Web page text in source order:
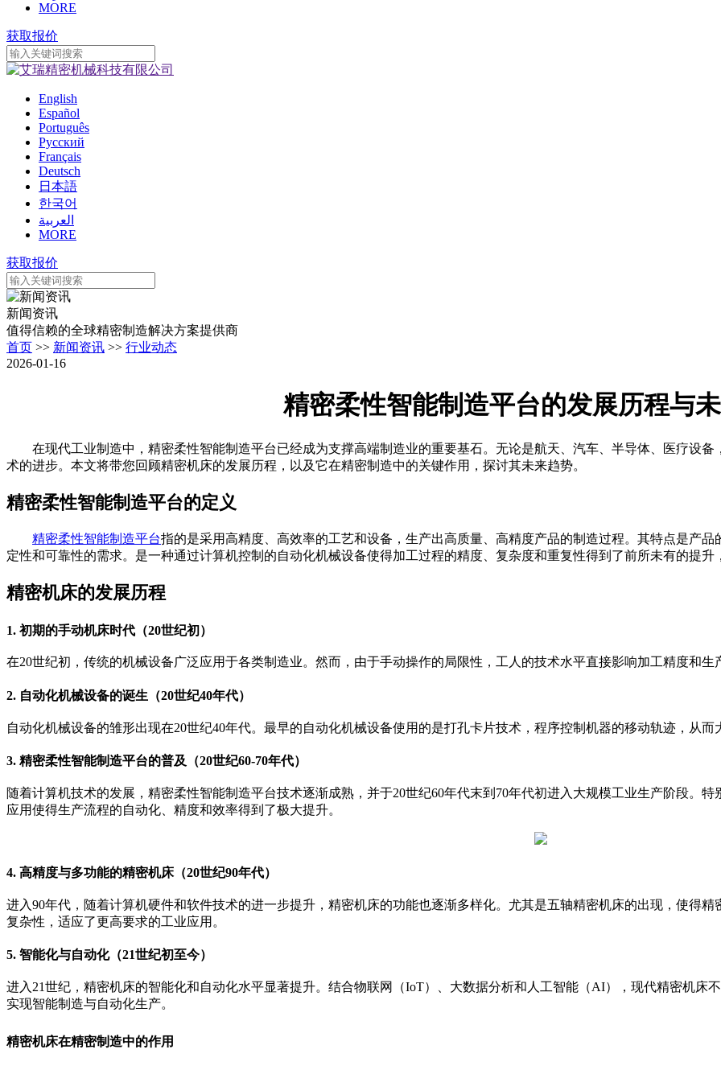
MORE
获取报价
English
Español
Português
Pусский
Français
Deutsch
日本語
한국어
العربية
MORE
获取报价
新闻资讯
值得信赖的全球精密制造解决方案提供商
首页 >> 新闻资讯 >> 行业动态
2026-01-16
精密柔性智能制造平台的发展历程与
在现代工业制造中，精密柔性智能制造平台已经成为支撑高端制造业的重要基石。无论是航天、汽车、半导体、医疗设
术的进步。本文将带您回顾精密机床的发展历程，以及它在精密制造中的关键作用，探讨其未来趋势。
精密柔性智能制造平台的定义
精密柔性智能制造平台指的是采用高精度、高效率的工艺和设备，生产出高质量、高精度产品的制造过程。其特点是产
定性和可靠性的需求。 是一种通过计算机控制的自动化机械设备使得加工过程的精度、复杂度和重复性得到了前所未有的提
精密机床的发展历程
1. 初期的手动机床时代（20世纪初）
在20世纪初，传统的机械设备广泛应用于各类制造业。然而，由于手动操作的局限性，工人的技术水平直接影响加工精度和
2. 自动化机械设备的诞生（20世纪40年代）
自动化机械设备的雏形出现在20世纪40年代。最早的自动化机械设备使用的是打孔卡片技术，程序控制机器的移动轨迹，从
3. 精密柔性智能制造平台的普及（20世纪60-70年代）
随着计算机技术的发展，精密柔性智能制造平台技术逐渐成熟，并于20世纪60年代末到70年代初进入大规模工业生产阶段。
应用使得生产流程的自动化、精度和效率得到了极大提升。
4. 高精度与多功能的精密机床（20世纪90年代）
进入90年代，随着计算机硬件和软件技术的进一步提升，精密机床的功能也逐渐多样化。尤其是五轴精密机床的出现，使得
复杂性，适应了更高要求的工业应用。
5. 智能化与自动化（21世纪初至今）
进入21世纪，精密机床的智能化和自动化水平显著提升。结合物联网（IoT）、大数据分析和人工智能（AI），现代精密机床
实现智能制造与自动化生产。
精密机床在精密制造中的作用